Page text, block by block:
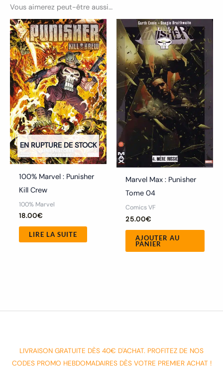
Vous aimerez peut-être aussi…
EN RUPTURE DE STOCK
100% Marvel : Punisher
Kill Crew
100% Marvel
18.00€
LIRE LA SUITE
Marvel Max : Punisher
Tome 04
Comics VF
25.00€
AJOUTER AU
PANIER
LIVRAISON GRATUITE DÈS 40€ D'ACHAT. PROFITEZ DE NOS
CODES PROMO HEBDOMADAIRES DÈS VOTRE PREMIER ACHAT !